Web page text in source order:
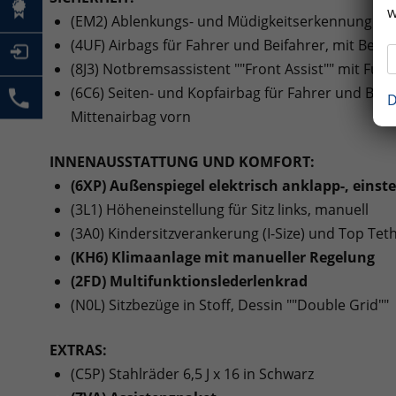
(EM2) Ablenkungs- und Müdigkeitserkennung
(4UF) Airbags für Fahrer und Beifahrer, mit
(8J3) Notbremsassistent ""Front Assist"" mit
(6C6) Seiten- und Kopfairbag für Fahrer und
Mittenairbag vorn
INNENAUSSTATTUNG UND KOMFORT:
(6XP) Außenspiegel elektrisch anklapp-,
(3L1) Höheneinstellung für Sitz links, manuell
(3A0) Kindersitzverankerung (I-Size) und Top
(KH6) Klimaanlage mit manueller Regelung
(2FD) Multifunktionslederlenkrad
(N0L) Sitzbezüge in Stoff, Dessin ""Double Grid""
EXTRAS:
(C5P) Stahlräder 6,5 J x 16 in Schwarz